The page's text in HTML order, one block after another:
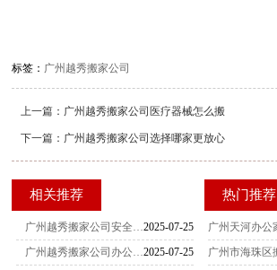
标签： 广州越秀搬家公司
上一篇： 广州越秀搬家公司医疗器械怎么搬
下一篇： 广州越秀搬家公司选择哪家更放心
相关推荐
2025-07-25
广州越秀搬家公司安全可靠 企业搬迁电话 020-383994988
2025-07-25
广州越秀搬家公司办公室搬迁高效有序电话 020-38399498
热门推荐